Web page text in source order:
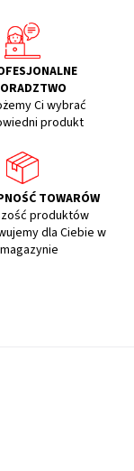
Ci wybrać
produkt
TOWARÓW
produktów
dla Ciebie w
magazynie